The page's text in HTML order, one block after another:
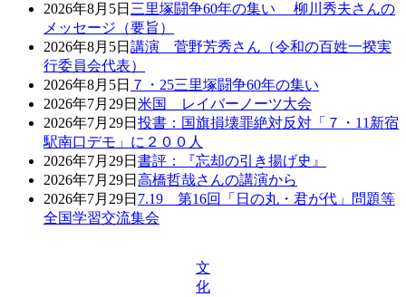
2026年8月5日 三里塚闘争60年の集い 柳川秀夫さんの
メッセージ（要旨）
2026年8月5日 講演 菅野芳秀さん（令和の百姓一揆実
行委員会代表）
2026年8月5日 ７・25三里塚闘争60年の集い
2026年7月29日 米国 レイバーノーツ大会
2026年7月29日 投書：国旗損壊罪絶対反対「７・11新宿
駅南口デモ」に２００人
2026年7月29日 書評：『忘却の引き揚げ史』
2026年7月29日 高橋哲哉さんの講演から
2026年7月29日 7.19 第16回「日の丸・君が代」問題等
全国学習交流集会
文
化